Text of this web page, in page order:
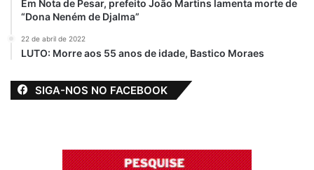
Em Nota de Pesar, prefeito João Martins lamenta morte de
“Dona Neném de Djalma”
22 de abril de 2022
LUTO: Morre aos 55 anos de idade, Bastico Moraes
SIGA-NOS NO FACEBOOK